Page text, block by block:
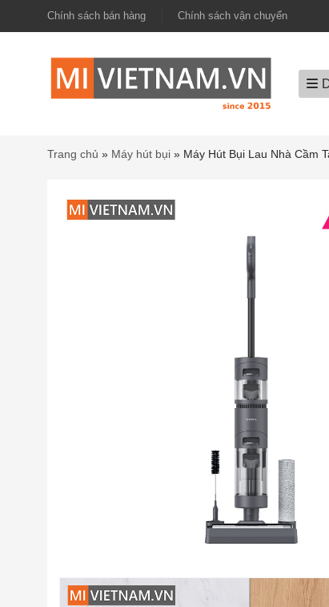
Chính sách bán hàng Chính sách vận chuyển
Trang chủ » Máy hút bụi » Máy Hút Bụi Lau Nhà Cầm